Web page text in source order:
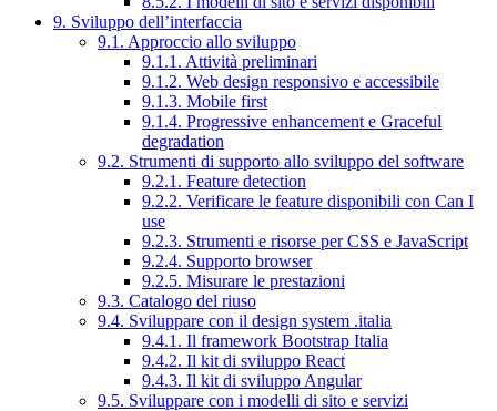
9. Sviluppo dell’interfaccia
9.1. Approccio allo sviluppo
9.1.1. Attività preliminari
9.1.2. Web design responsivo e accessibile
9.1.3. Mobile first
9.1.4. Progressive enhancement e Graceful
degradation
9.2. Strumenti di supporto allo sviluppo del software
9.2.1. Feature detection
9.2.2. Verificare le feature disponibili con Can I
use
9.2.3. Strumenti e risorse per CSS e JavaScript
9.2.4. Supporto browser
9.2.5. Misurare le prestazioni
9.3. Catalogo del riuso
9.4. Sviluppare con il design system .italia
9.4.1. Il framework Bootstrap Italia
9.4.2. Il kit di sviluppo React
9.4.3. Il kit di sviluppo Angular
9.5. Sviluppare con i modelli di sito e servizi